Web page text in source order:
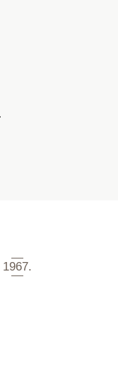
1967.